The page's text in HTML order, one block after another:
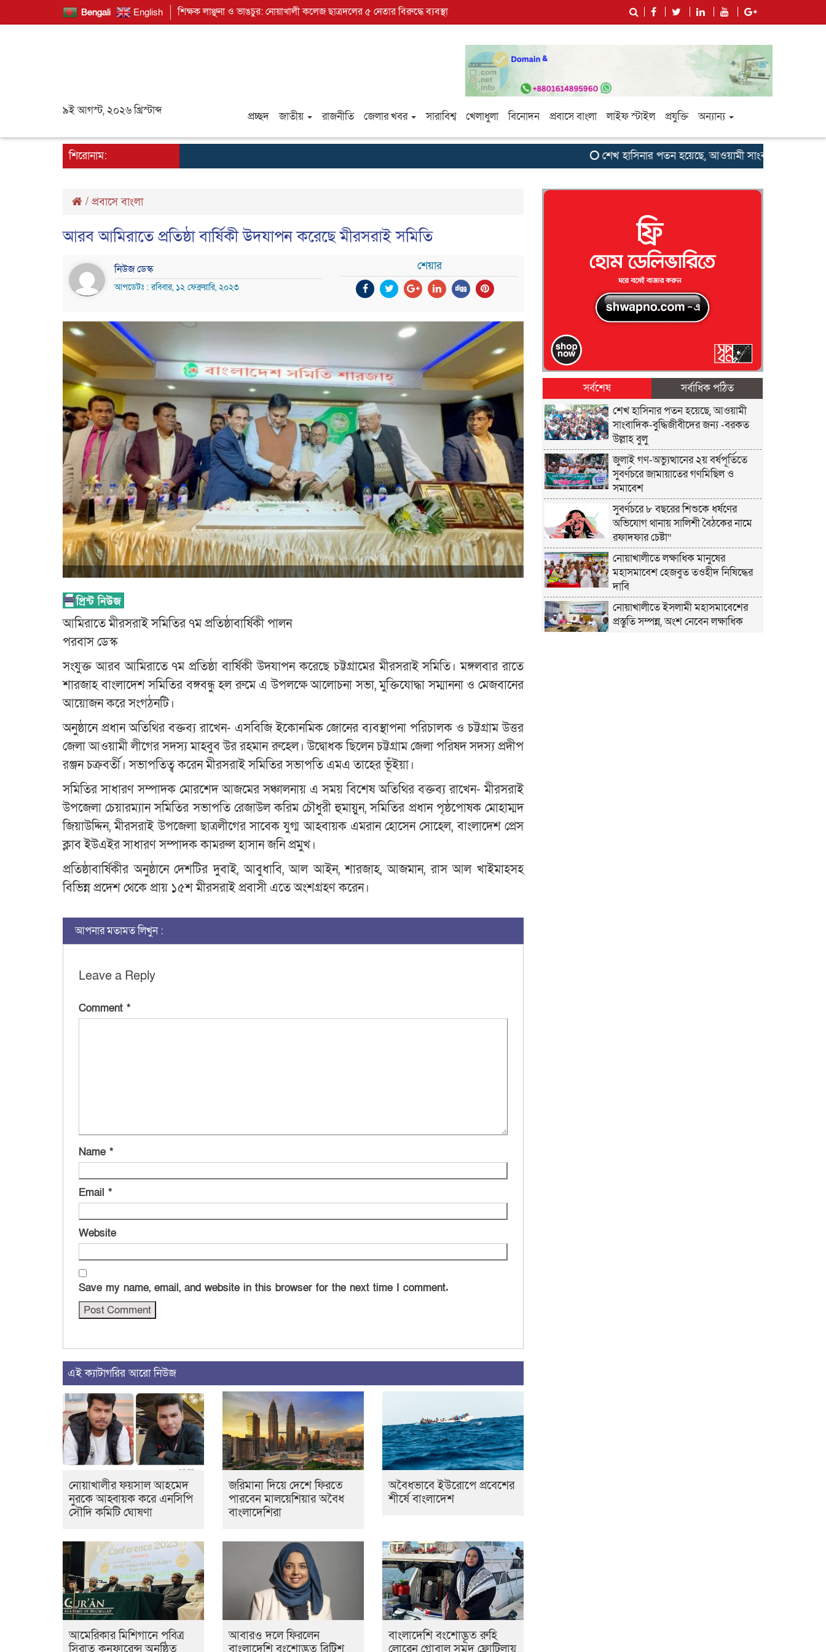
Bengali English শিক্ষক লাঞ্ছনা ও ভাঙচুর: নোয়াখালী কলেজ ছাত্রদলের ৫ নেতার বিরুদ্ধে ব্যবস্থা
৯ই আগস্ট, ২০২৬ খ্রিস্টাব্দ প্রচ্ছদ জাতীয় রাজনীতি জেলার খবর সারাবিশ্ব খেলাধুলা বিনোদন প্রবাসে বাংলা লাইফ স্টাইল প্রযুক্তি অন্যান্য
শিরোনাম: শেখ হাসিনার পতন হয়েছে, আওয়ামী সাংবাদিক-
/ প্রবাসে বাংলা
আরব আমিরাতে প্রতিষ্ঠা বার্ষিকী উদযাপন করেছে মীরসরাই সমিতি
নিউজ ডেস্ক
আপডেটঃ : রবিবার, ১২ ফেব্রুয়ারি, ২০২৩
শেয়ার
আমিরাতে মীরসরাই সমিতির ৭ম প্রতিষ্ঠাবার্ষিকী পালন
পরবাস ডেস্ক
সংযুক্ত আরব আমিরাতে ৭ম প্রতিষ্ঠা বার্ষিকী উদযাপন করেছে চট্টগ্রামের মীরসরাই সমিতি। মঙ্গলবার রাতে
শারজাহ বাংলাদেশ সমিতির বঙ্গবন্ধু হল রুমে এ উপলক্ষে আলোচনা সভা, মুক্তিযোদ্ধা সম্মাননা ও মেজবানের
আয়োজন করে সংগঠনটি।
অনুষ্ঠানে প্রধান অতিথির বক্তব্য রাখেন- এসবিজি ইকোনমিক জোনের ব্যবস্থাপনা পরিচালক ও চট্টগ্রাম উত্তর
জেলা আওয়ামী লীগের সদস্য মাহবুব উর রহমান রুহেল। উদ্বোধক ছিলেন চট্টগ্রাম জেলা পরিষদ সদস্য প্রদীপ
রঞ্জন চক্রবর্তী। সভাপতিত্ব করেন মীরসরাই সমিতির সভাপতি এমএ তাহের ভূঁইয়া।
সমিতির সাধারণ সম্পাদক মোরশেদ আজমের সঞ্চালনায় এ সময় বিশেষ অতিথির বক্তব্য রাখেন- মীরসরাই
উপজেলা চেয়ারম্যান সমিতির সভাপতি রেজাউল করিম চৌধুরী হুমায়ুন, সমিতির প্রধান পৃষ্ঠপোষক মোহাম্মদ
জিয়াউদ্দিন, মীরসরাই উপজেলা ছাত্রলীগের সাবেক যুগ্ম আহবায়ক এমরান হোসেন সোহেল, বাংলাদেশ প্রেস
ক্লাব ইউএইর সাধারণ সম্পাদক কামরুল হাসান জনি প্রমুখ।
প্রতিষ্ঠাবার্ষিকীর অনুষ্ঠানে দেশটির দুবাই, আবুধাবি, আল আইন, শারজাহ, আজমান, রাস আল খাইমাহসহ
বিভিন্ন প্রদেশ থেকে প্রায় ১৫শ মীরসরাই প্রবাসী এতে অংশগ্রহণ করেন।
আপনার মতামত লিখুন :
Leave a Reply
Comment *
Name *
Email *
Website
Save my name, email, and website in this browser for the next time I comment.
এই ক্যাটাগরির আরো নিউজ
নোয়াখালীর ফয়সাল আহমেদ
নুরকে আহ্বায়ক করে এনসিপি
সৌদি কমিটি ঘোষণা
জরিমানা দিয়ে দেশে ফিরতে
পারবেন মালয়েশিয়ার অবৈধ
বাংলাদেশিরা
অবৈধভাবে ইউরোপে প্রবেশের
শীর্ষে বাংলাদেশ
আমেরিকার মিশিগানে পবিত্র
আবারও দলে ফিরলেন
বাংলাদেশি বংশোদ্ভূত রুহি
সর্বশেষ
সর্বাধিক পঠিত
শেখ হাসিনার পতন হয়েছে, আওয়ামী
সাংবাদিক-বুদ্ধিজীবীদের জন্য -বরকত
উল্লাহ বুলু
জুলাই গণ-অভ্যুত্থানের ২য় বর্ষপূর্তিতে
সুবর্ণচরে জামায়াতের গণমিছিল ও
সমাবেশ
সুবর্ণচরে ৮ বছরের শিশুকে ধর্ষণের
অভিযোগ থানায় সালিশী বৈঠকের নামে
রফাদফার চেষ্টা“
নোয়াখালীতে লক্ষাধিক মানুষের
মহাসমাবেশ হেজবুত তওহীদ নিষিদ্ধের
দাবি
নোয়াখালীতে ইসলামী মহাসমাবেশের
প্রস্তুতি সম্পন্ন, অংশ নেবেন লক্ষাধিক
মানুষ